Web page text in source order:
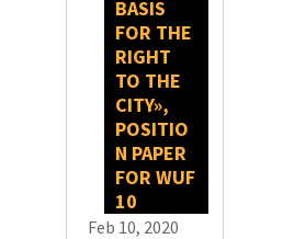
BASIS
FOR THE
RIGHT
TO THE
CITY»,
POSITIO
N PAPER
FOR WUF
10
Feb 10, 2020